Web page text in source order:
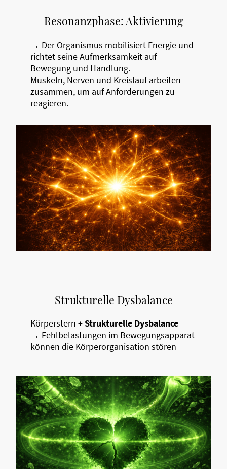
Resonanzphase: Aktivierung
→ Der Organismus mobilisiert Energie und
richtet seine Aufmerksamkeit auf
Bewegung und Handlung.
Muskeln, Nerven und Kreislauf arbeiten
zusammen, um auf Anforderungen zu
reagieren.
Strukturelle Dysbalance
Körperstern +Strukturelle Dysbalance
→ Fehlbelastungen im Bewegungsapparat
können die Körperorganisation stören